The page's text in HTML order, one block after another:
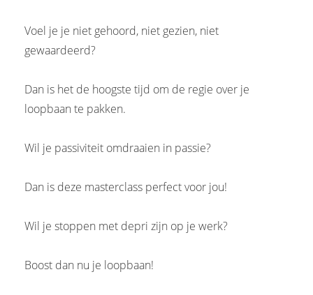
Voel je je niet gehoord, niet gezien, niet
gewaardeerd?
Dan is het de hoogste tijd om de regie over je
loopbaan te pakken.
Wil je passiviteit omdraaien in passie?
Dan is deze masterclass perfect voor jou!
Wil je stoppen met depri zijn op je werk?
Boost dan nu je loopbaan!